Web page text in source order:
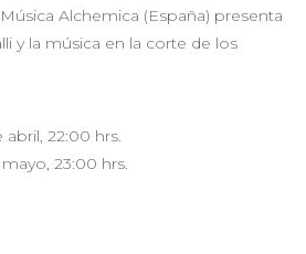
Alchemica (España) presenta
y la música en la corte de los
22:00 hrs.
23:00 hrs.